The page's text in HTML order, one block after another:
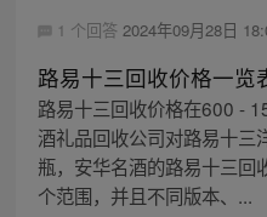
1 个回答 2024年09月28日
路易十三回收价格一览
路易十三回收价格在600 -
酒礼品回收公司对路易十
瓶，安华名酒的路易十三
个范围，并且不同版本、...